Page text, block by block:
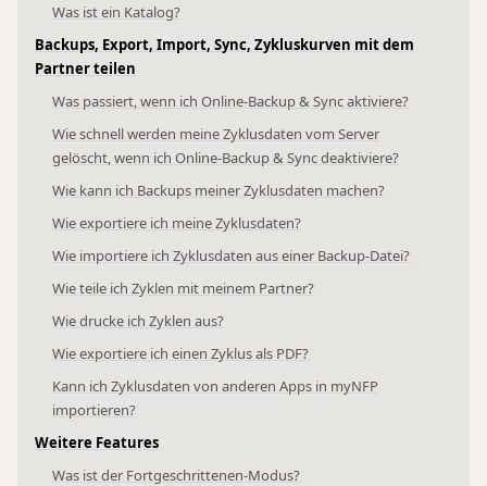
Was ist ein Katalog?
Backups, Export, Import, Sync, Zykluskurven mit dem
Partner teilen
Was passiert, wenn ich Online-Backup & Sync aktiviere?
Wie schnell werden meine Zyklusdaten vom Server
gelöscht, wenn ich Online-Backup & Sync deaktiviere?
Wie kann ich Backups meiner Zyklusdaten machen?
Wie exportiere ich meine Zyklusdaten?
Wie importiere ich Zyklusdaten aus einer Backup-Datei?
Wie teile ich Zyklen mit meinem Partner?
Wie drucke ich Zyklen aus?
Wie exportiere ich einen Zyklus als PDF?
Kann ich Zyklusdaten von anderen Apps in myNFP
importieren?
Weitere Features
Was ist der Fortgeschrittenen-Modus?